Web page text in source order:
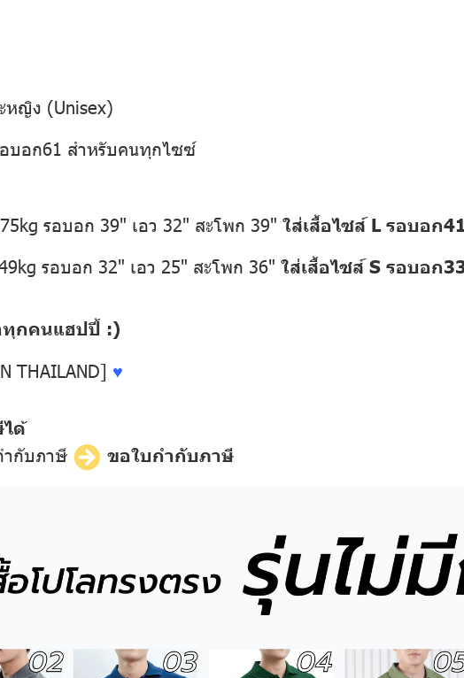
หญิง (Unisex)
บอก61 สำหรับคนทุกไซซ์
รอบอก 39" เอว 32" สะโพก 39" ใส่เสื้อไซส์ L รอบอก
รอบอก 32" เอว 25" สะโพก 36" ใส่เสื้อไซส์ S รอบอก
ทุกคนแฮปปี้ :)
THAILAND] ♥
ด้
ำกับภาษี
ขอใบกำกับภาษี